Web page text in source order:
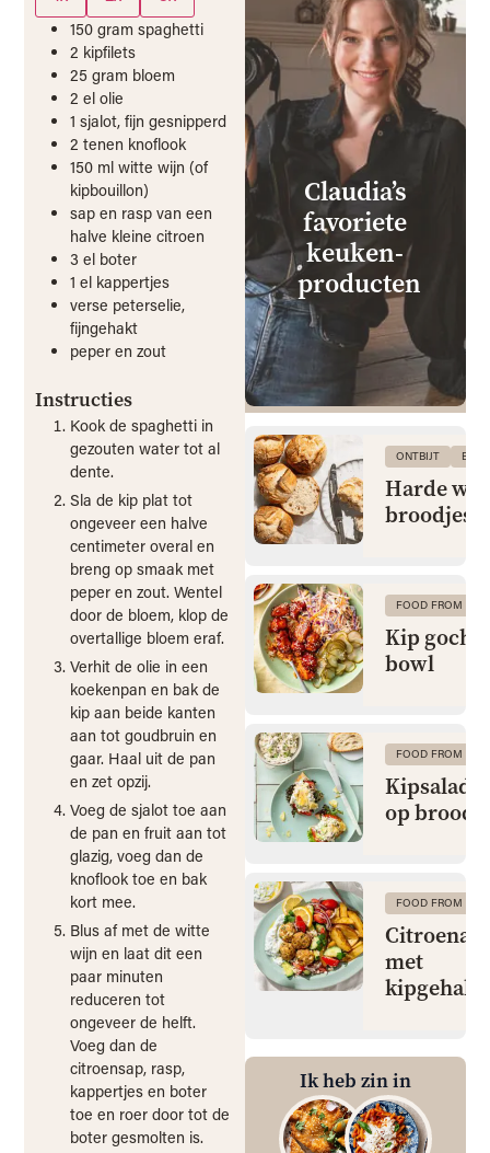
150 gram spaghetti
2 kipfilets
25 gram bloem
2 el olie
1 sjalot, fijn gesnipperd
2 tenen knoflook
150 ml witte wijn (of
kipbouillon)
sap en rasp van een
halve kleine citroen
3 el boter
1 el kappertjes
verse peterselie,
fijngehakt
peper en zout
Instructies
Kook de spaghetti in
gezouten water tot al
dente.
Sla de kip plat tot
ongeveer een halve
centimeter overal en
breng op smaak met
peper en zout. Wentel
door de bloem, klop de
overtallige bloem eraf.
Verhit de olie in een
koekenpan en bak de
kip aan beide kanten
aan tot goudbruin en
gaar. Haal uit de pan
en zet opzij.
Voeg de sjalot toe aan
de pan en fruit aan tot
glazig, voeg dan de
knoflook toe en bak
kort mee.
Blus af met de witte
wijn en laat dit een
paar minuten
reduceren tot
ongeveer de helft.
Voeg dan de
citroensap, rasp,
kappertjes en boter
toe en roer door tot de
boter gesmolten is.
Claudia’s
favoriete
keuken­
producten
ONTBIJT
Harde
broodjes
FOOD FROM
Kip
bowl
FOOD FROM
Kipsalade
op brood
FOOD FROM
met
Ik heb zin in